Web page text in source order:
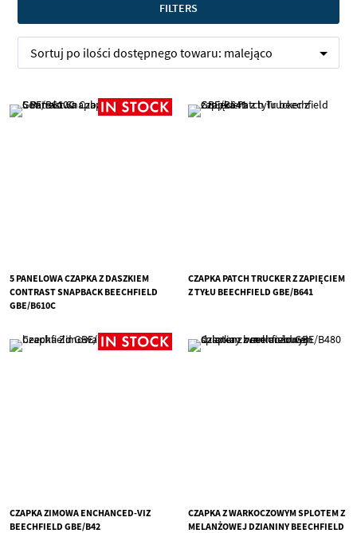
FILTERS
Sortuj po ilości dostępnego towaru: malejąco
5 PANELOWA CZAPKA Z DASZKIEM
CONTRAST SNAPBACK BEECHFIELD
GBE/B610C
CZAPKA PATCH TRUCKER Z ZAPIĘCIEM
Z TYŁU BEECHFIELD GBE/B641
CZAPKA ZIMOWA ENCHANCED-VIZ
BEECHFIELD GBE/B42
CZAPKA Z WARKOCZOWYM SPLOTEM Z
MELANŻOWEJ DZIANINY BEECHFIELD